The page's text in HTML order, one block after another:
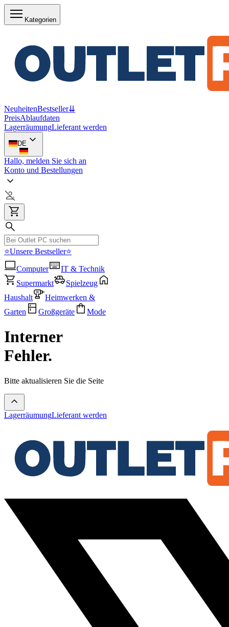
Kategorien
NeuheitenBestseller⇊
PreisAblaufdaten
LagerräumungLieferant werden
DE
Hallo, melden Sie sich an
Konto und Bestellungen
⭐Unsere Bestseller⭐
Computer
IT & Technik
Supermarkt
Spielzeug
Haushalt
Heimwerken &
Garten
Großgeräte Mode
Interner
Fehler.
Bitte aktualisieren Sie die Seite
LagerräumungLieferant werden